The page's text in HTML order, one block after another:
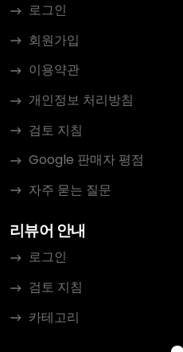
로그인
회원가입
이용약관
개인정보 처리방침
검토 지침
Google 판매자 평점
자주 묻는 질문
리뷰어 안내
로그인
검토 지침
카테고리